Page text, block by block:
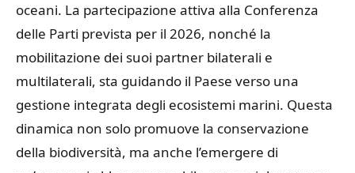
oceani. La partecipazione attiva alla Conferenza
delle Parti prevista per il 2026, nonché la
mobilitazione dei suoi partner bilaterali e
multilaterali, sta guidando il Paese verso una
gestione integrata degli ecosistemi marini. Questa
dinamica non solo promuove la conservazione
della biodiversità, ma anche l’emergere di